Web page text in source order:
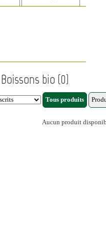
bio (0)
Aucun produit